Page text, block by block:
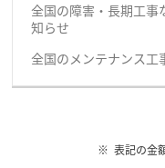
全国の障害・長期工事
知らせ
全国のメンテナンス工
表記の金